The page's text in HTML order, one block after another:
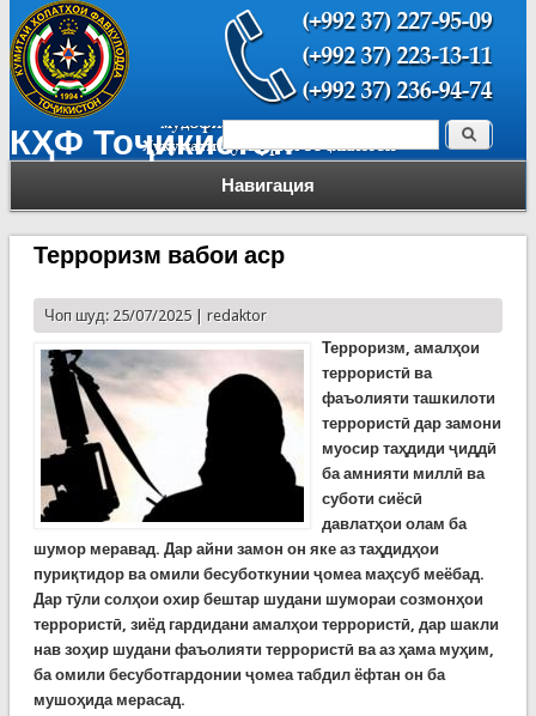
КҲФ Тоҷикистон
Навигация
Форма поиска Поиск
Терроризм вабои аср
Чоп шуд: 25/07/2025 | redaktor
Терроризм, амалҳои
террористӣ ва
фаъолияти ташкилоти
террористӣ дар замони
муосир таҳдиди ҷиддӣ
ба амнияти миллӣ ва
суботи сиёсӣ
давлатҳои олам ба
шумор меравад. Дар айни замон он яке аз таҳдидҳои
пуриқтидор ва омили бесуботкунии ҷомеа маҳсуб меёбад.
Дар тӯли солҳои охир бештар шудани шумораи созмонҳои
террористӣ, зиёд гардидани амалҳои террористӣ, дар шакли
нав зоҳир шудани фаъолияти террористӣ ва аз ҳама муҳим,
ба омили бесуботгардонии ҷомеа табдил ёфтан он ба
мушоҳида мерасад.